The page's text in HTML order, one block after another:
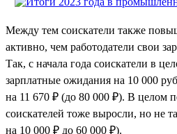
Между тем соискатели также
активно, чем работодатели свои
Так, с начала года соискатели в
зарплатные ожидания на 10 000
на 11 670 ₽ (до 80 000 ₽). В целом
соискателей тоже выросли, но не
на 10 000 ₽ до 60 000 ₽).